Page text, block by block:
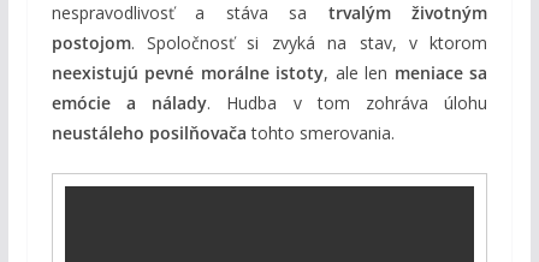
nespravodlivosť a stáva sa trvalým životným
postojom. Spoločnosť si zvyká na stav, v ktorom
neexistujú pevné morálne istoty, ale len meniace sa
emócie a nálady. Hudba v tom zohráva úlohu
neustáleho posilňovača tohto smerovania.